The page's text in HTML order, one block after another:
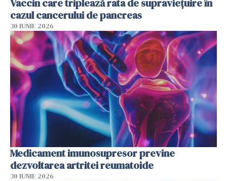
Vaccin care triplează rata de supraviețuire în
cazul cancerului de pancreas
30 IUNIE 2026
Medicament imunosupresor previne
dezvoltarea artritei reumatoide
30 IUNIE 2026